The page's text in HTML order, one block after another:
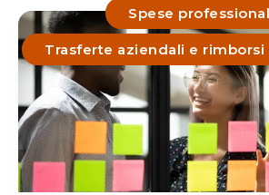
Spese
Trasferte aziendali e